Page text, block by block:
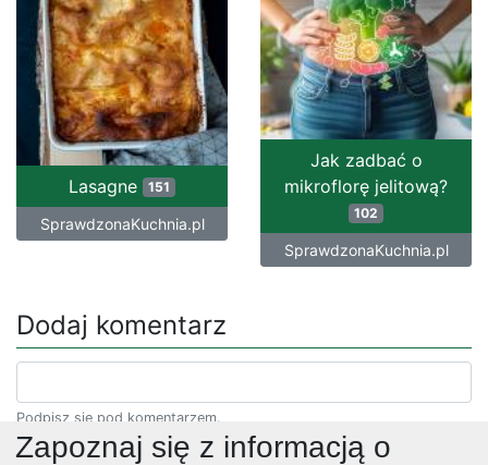
Jak zadbać o
mikroflorę jelitową?
102
SprawdzonaKuchnia.pl
Lasagne 151
SprawdzonaKuchnia.pl
Dodaj komentarz
Podpisz się pod komentarzem.
Zapoznaj się z informacją o